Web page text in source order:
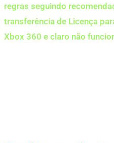
regras seguindo
transferência de Licença
Xbox 360 e claro não